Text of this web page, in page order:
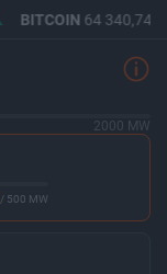
BITCOIN64 340,74
2000 MW
/ 500 MW